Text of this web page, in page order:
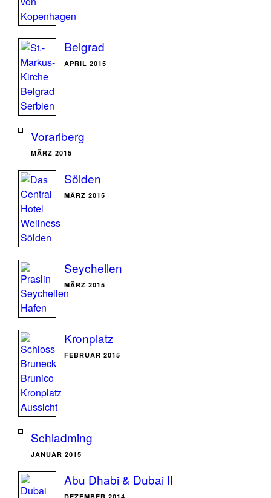
Belgrad
APRIL 2015
Vorarlberg
MÄRZ 2015
Sölden
MÄRZ 2015
Seychellen
MÄRZ 2015
Kronplatz
FEBRUAR 2015
Schladming
JANUAR 2015
Abu Dhabi & Dubai II